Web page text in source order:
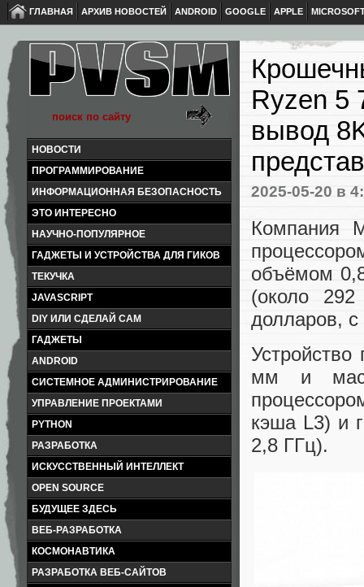
ГЛАВНАЯ АРХИВ НОВОСТЕЙ ANDROID GOOGLE APPLE
НОВОСТИ
ПРОГРАММИРОВАНИЕ
ИНФОРМАЦИОННАЯ БЕЗОПАСНОСТЬ
ЭТО ИНТЕРЕСНО
НАУЧНО-ПОПУЛЯРНОЕ
ГАДЖЕТЫ И УСТРОЙСТВА ДЛЯ ГИКОВ
ТЕКУЧКА
JAVASCRIPT
DIY ИЛИ СДЕЛАЙ САМ
ГАДЖЕТЫ
ANDROID
СИСТЕМНОЕ АДМИНИСТРИРОВАНИЕ
УПРАВЛЕНИЕ ПРОЕКТАМИ
PYTHON
РАЗРАБОТКА
ИСКУССТВЕННЫЙ ИНТЕЛЛЕКТ
OPEN SOURCE
БУДУЩЕЕ ЗДЕСЬ
ВЕБ-РАЗРАБОТКА
КОСМОНАВТИКА
РАЗРАБОТКА ВЕБ-САЙТОВ
Ryzen 5
вывод
2025-05-20 в
Компания
объёмом
(около
долларов,
мм и
кэша L3) и
2,8 ГГц).